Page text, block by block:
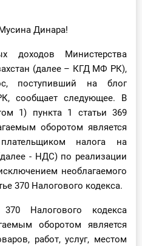
Динара!
доходов Министерства
(далее – КГД МФ РК),
поступивший на блог
сообщает следующее. В
1) пункта 1 статьи 369
оборотом является
налога на
- НДС) по реализации
необлагаемого
370 Налогового кодекса.
Налогового кодекса
оборотом является
работ, услуг, местом